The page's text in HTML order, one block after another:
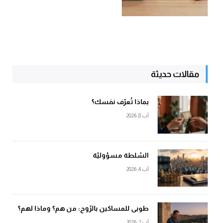
مقالات حديثة
بماذا تُعرّف نفسك؟
آب 8, 2026
السّلطة مسؤوليّة
آب 4, 2026
طوبى للمساكين بالرّوح: من هم؟ وماذا لهم؟